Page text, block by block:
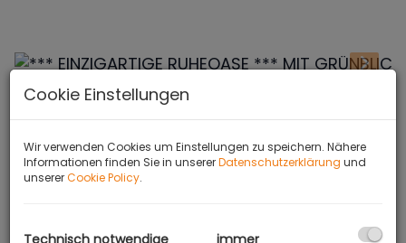
BESCHREIBUNG
Zum Verkauf gelangt hier eine
außergewöhnliche Immobilie in
Cookie Einstellungen
Wir verwenden Cookies um Einstellungen zu speichern. Nähere
Informationen finden Sie in unsererDatenschutzerklärung und
unsererCookie Policy.